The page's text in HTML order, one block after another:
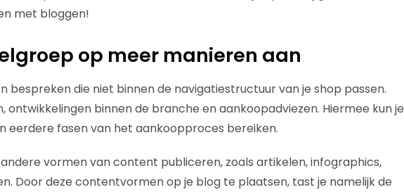
met bloggen!
op meer manieren aan
bespreken die niet binnen de navigatiestructuur van je shop passen.
ontwikkelingen binnen de branche en aankoopadviezen. Hiermee kun je
eerdere fasen van het aankoopproces bereiken.
vormen van content publiceren, zoals artikelen, infographics,
Door deze contentvormen op je blog te plaatsen, tast je namelijk de